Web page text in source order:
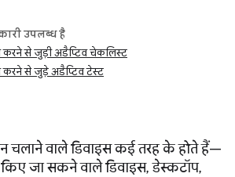
उपलब्ध है
से जुड़ी अडैप्टिव चेकलिस्ट
से जुड़े अडैप्टिव टेस्ट
चलाने वाले डिवाइस कई तरह के होते हैं—
जा सकने वाले डिवाइस, डेस्कटॉप,